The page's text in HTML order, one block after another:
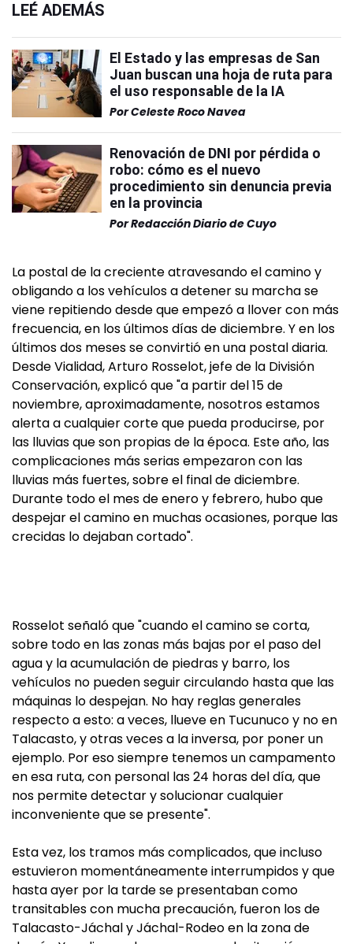
LEÉ ADEMÁS
El Estado y las empresas de San
Juan buscan una hoja de ruta para
el uso responsable de la IA
PorCeleste Roco Navea
Renovación de DNI por pérdida o
robo: cómo es el nuevo
procedimiento sin denuncia previa
en la provincia
PorRedacción Diario de Cuyo
La postal de la creciente atravesando el camino y
obligando a los vehículos a detener su marcha se
viene repitiendo desde que empezó a llover con más
frecuencia, en los últimos días de diciembre. Y en los
últimos dos meses se convirtió en una postal diaria.
Desde Vialidad, Arturo Rosselot, jefe de la División
Conservación, explicó que "a partir del 15 de
noviembre, aproximadamente, nosotros estamos
alerta a cualquier corte que pueda producirse, por
las lluvias que son propias de la época. Este año, las
complicaciones más serias empezaron con las
lluvias más fuertes, sobre el final de diciembre.
Durante todo el mes de enero y febrero, hubo que
despejar el camino en muchas ocasiones, porque las
crecidas lo dejaban cortado".
Rosselot señaló que "cuando el camino se corta,
sobre todo en las zonas más bajas por el paso del
agua y la acumulación de piedras y barro, los
vehículos no pueden seguir circulando hasta que las
máquinas lo despejan. No hay reglas generales
respecto a esto: a veces, llueve en Tucunuco y no en
Talacasto, y otras veces a la inversa, por poner un
ejemplo. Por eso siempre tenemos un campamento
en esa ruta, con personal las 24 horas del día, que
nos permite detectar y solucionar cualquier
inconveniente que se presente".
Esta vez, los tramos más complicados, que incluso
estuvieron momentáneamente interrumpidos y que
hasta ayer por la tarde se presentaban como
transitables con mucha precaución, fueron los de
Talacasto-Jáchal y Jáchal-Rodeo en la zona de